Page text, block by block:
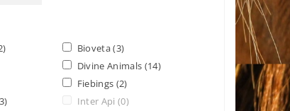
Bioveta(3)
Divine Animals (14)
Fiebings (2)
Inter Api (0)